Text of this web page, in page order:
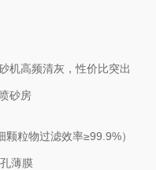
机高频清灰，性价比突出
砂房
颗粒物过滤效率≥99.9%）
薄膜